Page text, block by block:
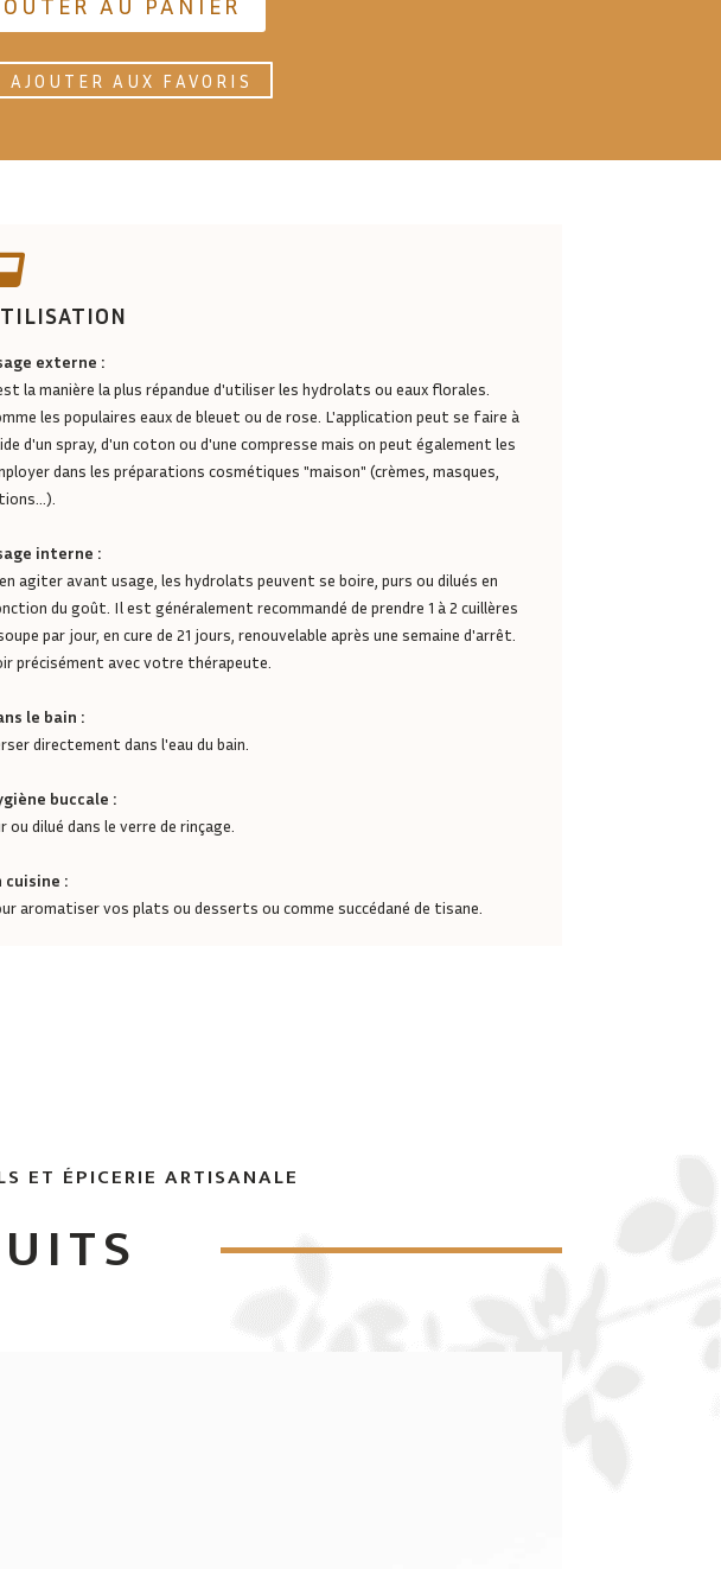
AJOUTER AUX FAVORIS
externe :
la manière la plus répandue d'utiliser les hydrolats ou eaux florales.
les populaires eaux de bleuet ou de rose. L'application peut se faire à
d'un spray, d'un coton ou d'une compresse mais on peut également les
dans les préparations cosmétiques "maison" (crèmes, masques,
interne :
agiter avant usage, les hydrolats peuvent se boire, purs ou dilués en
du goût. Il est généralement recommandé de prendre 1 à 2 cuillères
par jour, en cure de 21 jours, renouvelable après une semaine d'arrêt.
précisément avec votre thérapeute.
le bain :
directement dans l'eau du bain.
buccale :
ou dilué dans le verre de rinçage.
cuisine :
aromatiser vos plats ou desserts ou comme succédané de tisane.
ET ÉPICERIE ARTISANALE